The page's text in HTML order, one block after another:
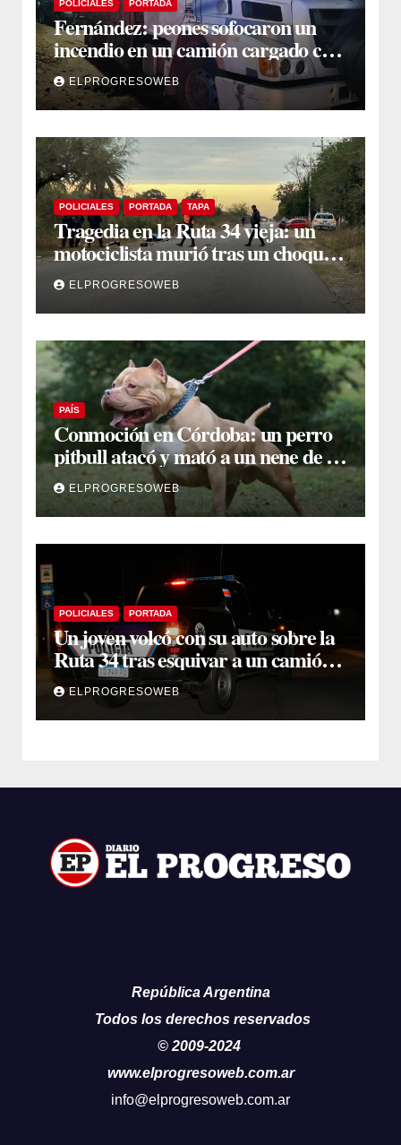
POLICIALES PORTADA
Fernández: peones sofocaron un
incendio en un camión cargado con
carbón sacando agua de una
acequia
ELPROGRESOWEB
POLICIALES PORTADA TAPA
Tragedia en la Ruta 34 vieja: un
motociclista murió tras un choque
múltiple en El Polear
ELPROGRESOWEB
PAÍS
Conmoción en Córdoba: un perro
pitbull atacó y mató a un nene de 3
añosELPROGRESOWEB
POLICIALES PORTADA
Un joven volcó con su auto sobre la
Ruta 34 tras esquivar a un camión
que se cruzó de carril
ELPROGRESOWEB
República Argentina
Todos los derechos reservados
© 2009-2024
www.elprogresoweb.com.ar
info@elprogresoweb.com.ar